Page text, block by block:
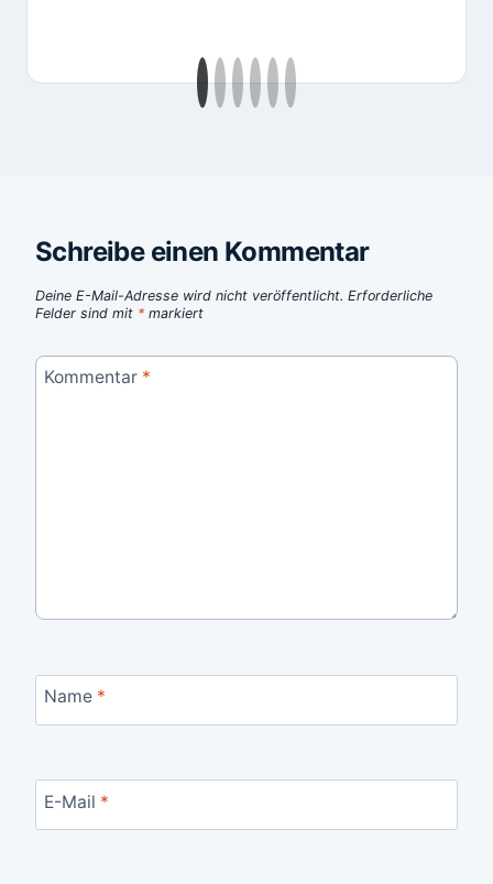
Schreibe einen Kommentar
Deine E-Mail-Adresse wird nicht veröffentlicht. Erforderliche
Felder sind mit * markiert
Kommentar *
Name *
E-Mail *